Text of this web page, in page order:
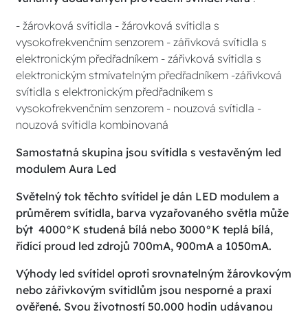
- žárovková svítidla - žárovková svítidla s
vysokofrekvenčním senzorem - zářivková svítidla s
elektronickým předřadníkem - zářivková svítidla s
elektronickým stmívatelným předřadníkem -zářivková
svítidla s elektronickým předřadníkem s
vysokofrekvenčním senzorem - nouzová svítidla -
nouzová svítidla kombinovaná
Samostatná skupina jsou svítidla s vestavěným led
modulem Aura Led
Světelný tok těchto svítidel je dán LED modulem a
průměrem svítidla, barva vyzařovaného světla může
být 4000°K studená bílá nebo 3000°K teplá bílá,
řídící proud led zdrojů 700mA, 900mA a 1050mA.
Výhody led svítidel oproti srovnatelným žárovkovým
nebo zářivkovým svítidlům jsou nesporné a praxí
ověřené. Svou životností 50.000 hodin udávanou